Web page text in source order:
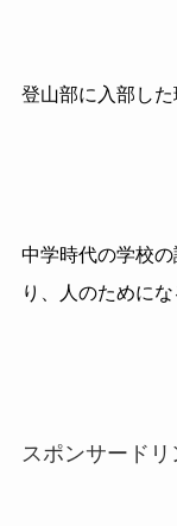
登山部に入部した
中学時代の学校
り、人のために
スポンサードリ